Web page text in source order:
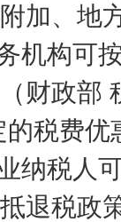
加、地
机构可
财政部
税费优
纳税人
退税政